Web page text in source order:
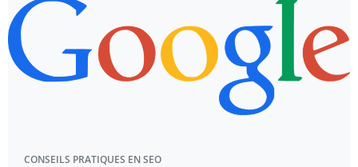
CONSEILS PRATIQUES EN SEO